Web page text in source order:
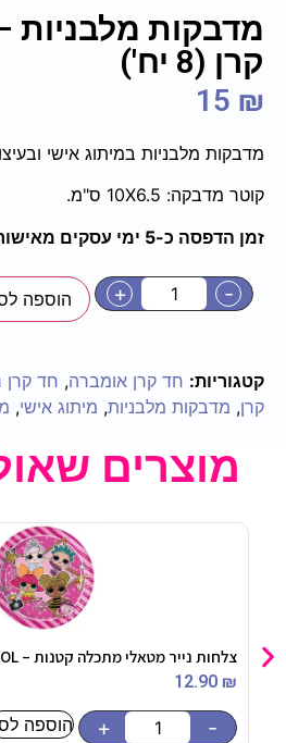
מדבקות
קרן (8 יח')
15 ₪
מדבקות מלבניות במיתוג אישי
קוטר מדבקה: 10X6.5 ס"מ.
זמן הדפסה כ-5 ימי עסקים מאישור הגרפיקה.
-
+ הוספה
קטגוריות: חד קרן אומברה, חד קרן
קרן, מדבקות מלבניות, מיתוג אישי,
מוצרים
צלחות נייר מטאלי מתכלה קטנות – LOL
12.90 ₪
-
+ הוספה